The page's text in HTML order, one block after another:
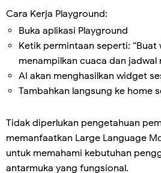
Cara Kerja Playground:
Buka aplikasi Playground
Ketik permintaan seperti: “Buat
menampilkan cuaca dan jadwal
AI akan menghasilkan widget
Tambahkan langsung ke home
Tidak diperlukan pengetahuan
memanfaatkan Large Language
untuk memahami kebutuhan
antarmuka yang fungsional.